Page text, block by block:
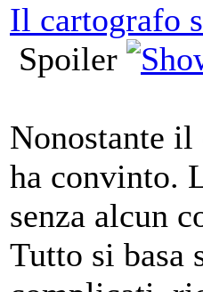
Il cartografo
Spoiler
Nonostante
ha convinto.
senza alcun
Tutto si basa